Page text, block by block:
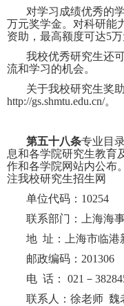
对学习成绩优秀的
万元奖学金。对科研能
资助，最高额度可达5万
我校优秀研究生还
流和学习的机会。
关于我校研究生奖
http://gs.shmtu.edu.cn/。
第五十八条专业目
息和各学院研究生教育
作和各学院网站内公布
注我校研究生招生网
单位代码： 10254
联系部门：上海海
地 址：上海市临港
邮政编码： 201306
电 话： 021 －
联系人：徐老师 魏